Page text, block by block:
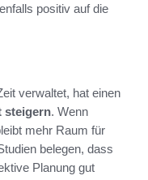
positiv auf die
verwaltet, hat einen
steigern. Wenn
mehr Raum für
belegen, dass
Planung gut